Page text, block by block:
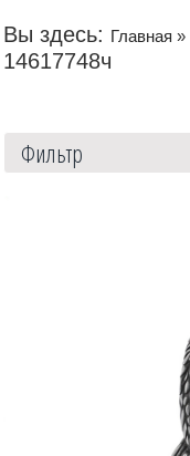
Вы здесь: Главная »
14617748ч
Фильтр